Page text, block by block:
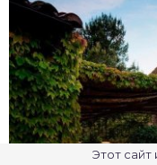
Этот сайт